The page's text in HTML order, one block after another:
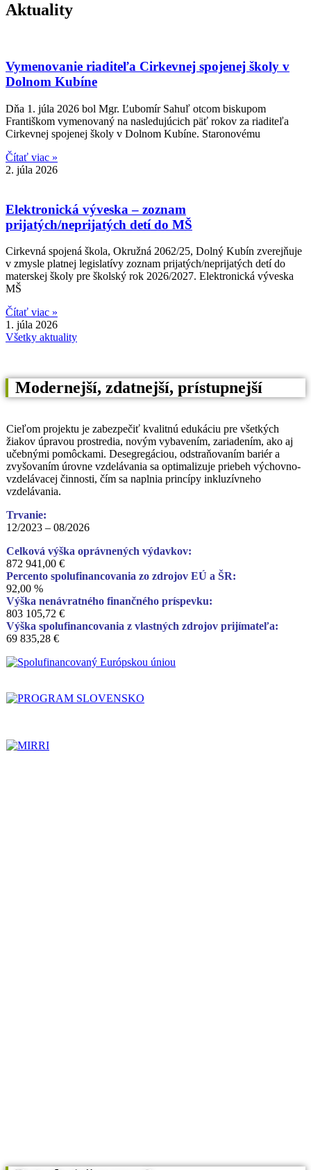
Aktuality
Vymenovanie riaditeľa Cirkevnej spojenej školy v
Dolnom Kubíne
Dňa 1. júla 2026 bol Mgr. Ľubomír Sahuľ otcom biskupom
Františkom vymenovaný na nasledujúcich päť rokov za riaditeľa
Cirkevnej spojenej školy v Dolnom Kubíne. Staronovému
Čítať viac »
2. júla 2026
Elektronická výveska – zoznam
prijatých/neprijatých detí do MŠ
Cirkevná spojená škola, Okružná 2062/25, Dolný Kubín zverejňuje
v zmysle platnej legislatívy zoznam prijatých/neprijatých detí do
materskej školy pre školský rok 2026/2027. Elektronická výveska
MŠ
Čítať viac »
1. júla 2026
Všetky aktuality
Modernejší, zdatnejší, prístupnejší
Cieľom projektu je zabezpečiť kvalitnú edukáciu pre všetkých
žiakov úpravou prostredia, novým vybavením, zariadením, ako aj
učebnými pomôckami. Desegregáciou, odstraňovaním bariér a
zvyšovaním úrovne vzdelávania sa optimalizuje priebeh výchovno-
vzdelávacej činnosti, čím sa naplnia princípy inkluzívneho
vzdelávania.
Trvanie:
12/2023 – 08/2026
Celková výška oprávnených výdavkov:
872 941,00 €
Percento spolufinancovania zo zdrojov EÚ a ŠR:
92,00 %
Výška nenávratného finančného príspevku:
803 105,72 €
Výška spolufinancovania z vlastných zdrojov prijímateľa:
69 835,28 €